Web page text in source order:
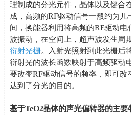
理制成的分光元件，晶体以及键合
成，高频的RF驱动信号一般约为几
间，换能器利用将高频的RF驱动电
波振动，在空间上，超声波发生周
衍射光栅。入射光照射到此光栅后
衍射光的波长函数映射于高频驱动
要改变RF驱动信号的频率，即可改
达到了分光的目的。
基于TeO2晶体的声光偏转器的主要